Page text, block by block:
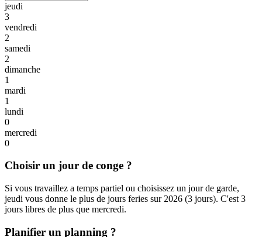
jeudi
3
vendredi
2
samedi
2
dimanche
1
mardi
1
lundi
0
mercredi
0
Choisir un jour de conge ?
Si vous travaillez a temps partiel ou choisissez un jour de garde,
jeudi vous donne le plus de jours feries sur 2026 (3 jours). C'est 3
jours libres de plus que mercredi.
Planifier un planning ?